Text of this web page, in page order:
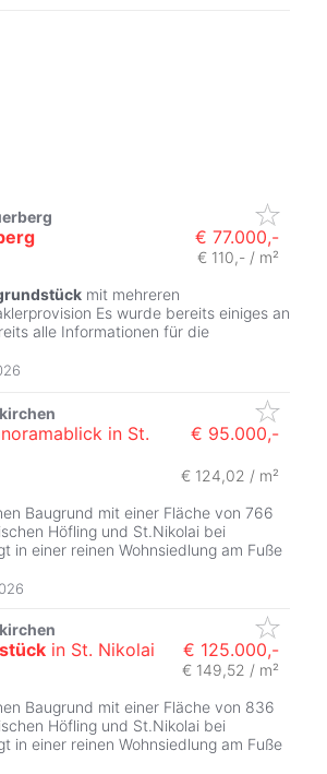
€ 77.000,-
€ 110,- / m²
mit mehreren
Es wurde bereits einiges an
alle Informationen für die
in St.
€ 95.000,-
€ 124,02 / m²
Baugrund mit einer Fläche von 766
Höfling und St.Nikolai bei
in einer reinen Wohnsiedlung am Fuße
in St. Nikolai € 125.000,-
€ 149,52 / m²
Baugrund mit einer Fläche von 836
Höfling und St.Nikolai bei
in einer reinen Wohnsiedlung am Fuße